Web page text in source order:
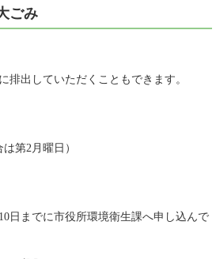
ごみ
出していただくこともできます。
第2月曜日）
日までに市役所環境衛生課へ申し込んで